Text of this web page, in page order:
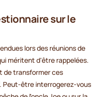
sur le
lors des réunions de
méritent d'être rappelées.
de transformer ces
Peut-être interrogerez-vous